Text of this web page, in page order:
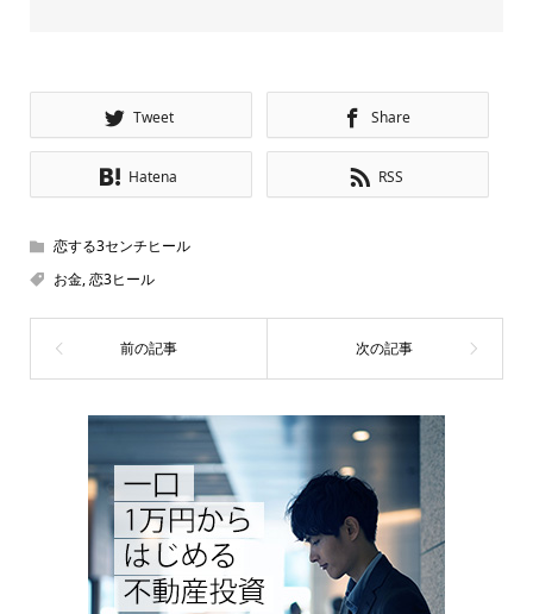
Tweet Share
Hatena RSS
恋する3センチヒール
お金,恋3ヒール